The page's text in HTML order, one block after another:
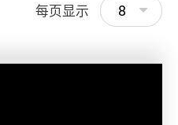
每页显示 8